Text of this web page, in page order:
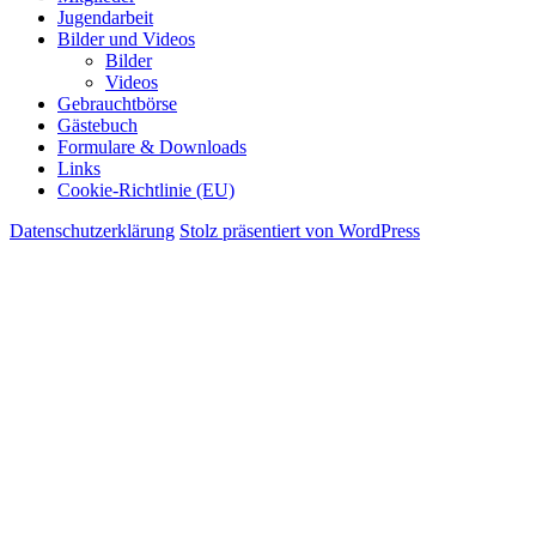
Jugendarbeit
Bilder und Videos
Bilder
Videos
Gebrauchtbörse
Gästebuch
Formulare & Downloads
Links
Cookie-Richtlinie (EU)
Datenschutzerklärung Stolz präsentiert von WordPress